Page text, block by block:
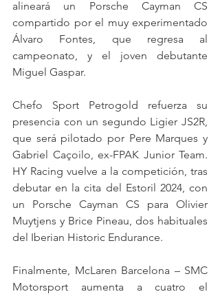
alineará un Porsche Cayman CS
compartido por el muy experimentado
Álvaro Fontes, que regresa al
campeonato, y el joven debutante
Miguel Gaspar.
Chefo Sport Petrogold refuerza su
presencia con un segundo Ligier JS2R,
que será pilotado por Pere Marques y
Gabriel Caçoilo, ex-FPAK Junior Team.
HY Racing vuelve a la competición, tras
debutar en la cita del Estoril 2024, con
un Porsche Cayman CS para Olivier
Muytjens y Brice Pineau, dos habituales
del Iberian Historic Endurance.
Finalmente, McLaren Barcelona – SMC
Motorsport aumenta a cuatro el